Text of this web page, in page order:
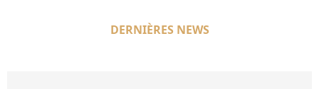
DERNIÈRES NEWS